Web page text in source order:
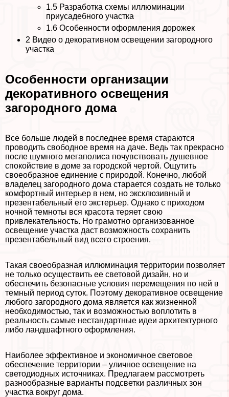
1.5 Разработка схемы иллюминации
приусадебного участка
1.6 Особенности оформления дорожек
2 Видео о декоративном освещении загородного
участка
Особенности организации
декоративного освещения
загородного дома
Все больше людей в последнее время стараются
проводить свободное время на даче. Ведь так прекрасно
после шумного мегаполиса почувствовать душевное
спокойствие в доме за городской чертой. Ощутить
своеобразное единение с природой. Конечно, любой
владелец загородного дома старается создать не только
комфортный интерьер в нем, но эксклюзивный и
презентабельный его экстерьер. Однако с приходом
ночной темноты вся красота теряет свою
привлекательность. Но грамотно организованное
освещение участка даст возможность сохранить
презентабельный вид всего строения.
Такая своеобразная иллюминация территории позволяет
не только осуществить ее световой дизайн, но и
обеспечить безопасные условия перемещения по ней в
темный период суток. Поэтому декоративное освещение
любого загородного дома является как жизненной
необходимостью, так и возможностью воплотить в
реальность самые нестандартные идеи архитектурного
либо ландшафтного оформления.
Наиболее эффективное и экономичное световое
обеспечение территории – уличное освещение на
светодиодных источниках. Предлагаем рассмотреть
разнообразные варианты подсветки различных зон
участка вокруг дома.